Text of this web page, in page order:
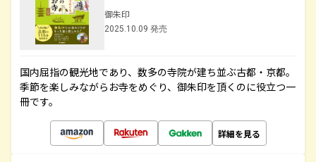
御朱印
2025.10.09 発売
国内屈指の観光地であり、数多の寺院が建ち並ぶ古都・京都。
季節を楽しみながらお寺をめぐり、御朱印を頂くのに役立つ一
冊です。
詳細を見る